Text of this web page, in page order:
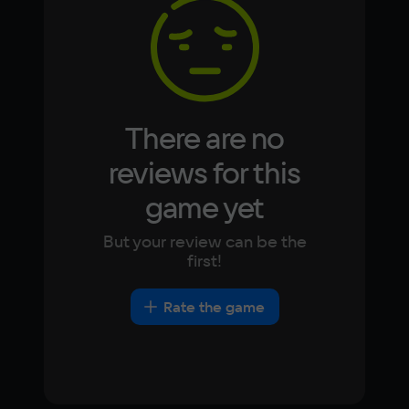
Video card
NVIDIA GeForce GTX 960
DirectX(R): 11, Звуковая карта: совместимая
c DirectX, Поддержка VR: OpenXR
Japanese
There are no
reviews for this
game yet
But your review can be the
first!
Rate the game